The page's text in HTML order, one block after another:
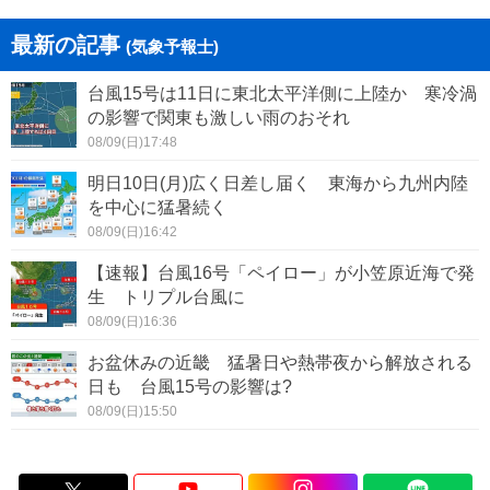
最新の記事 (気象予報士)
台風15号は11日に東北太平洋側に上陸か 寒冷渦
の影響で関東も激しい雨のおそれ
08/09(日)17:48
明日10日(月)広く日差し届く 東海から九州内陸
を中心に猛暑続く
08/09(日)16:42
【速報】台風16号「ペイロー」が小笠原近海で発
生 トリプル台風に
08/09(日)16:36
お盆休みの近畿 猛暑日や熱帯夜から解放される
日も 台風15号の影響は?
08/09(日)15:50